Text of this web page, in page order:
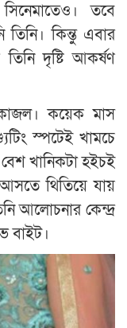
তবে
কিন্তু এবার
তিনি দৃষ্টি আকর্ষণ
কয়েক মাস
স্পটেই খামচে
খানিকটা হইচই
থিতিয়ে যায়
আলোচনার কেন্দ্র
বাইট।